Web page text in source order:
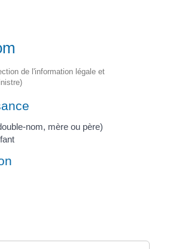
de l'information légale et
nom, mère ou père)